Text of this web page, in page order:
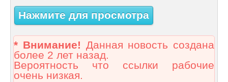
Нажмите для просмотра
* Внимание! Данная новость создана
более 2 лет назад.
Вероятность что ссылки рабочие
очень низкая.